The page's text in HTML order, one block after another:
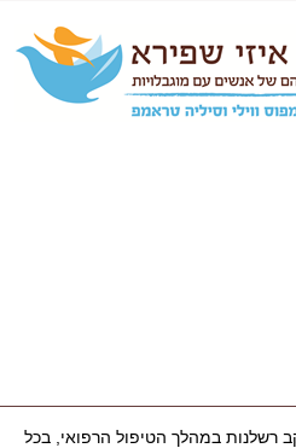
רשלנות במהלך הטיפול הרפואי, בכל